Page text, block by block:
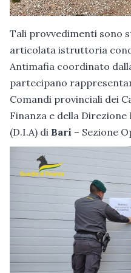
Tali provvedimenti sono
articolata istruttoria
Antimafia coordinato
partecipano
Comandi provinciali dei
Finanza e della
(D.I.A) di Bari – Sezione